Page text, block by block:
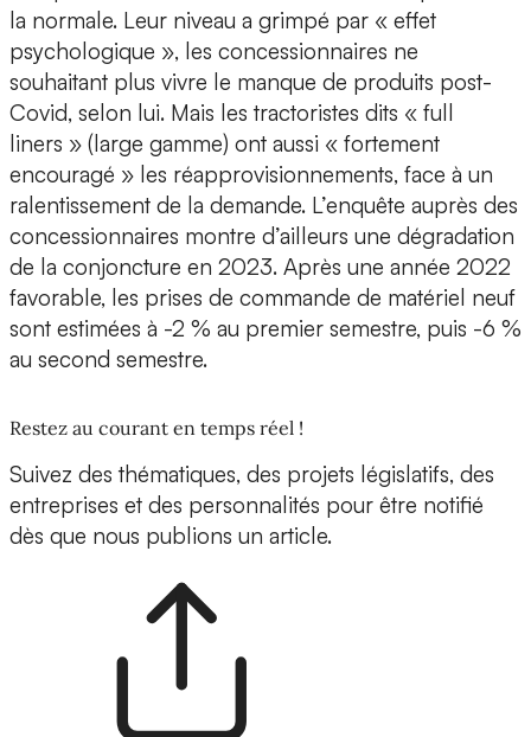
la normale. Leur niveau a grimpé par « effet
psychologique », les concessionnaires ne
souhaitant plus vivre le manque de produits post-
Covid, selon lui. Mais les tractoristes dits « full
liners » (large gamme) ont aussi « fortement
encouragé » les réapprovisionnements, face à un
ralentissement de la demande. L’enquête auprès des
concessionnaires montre d’ailleurs une dégradation
de la conjoncture en 2023. Après une année 2022
favorable, les prises de commande de matériel neuf
sont estimées à -2 % au premier semestre, puis -6 %
au second semestre.
Restez au courant en temps réel !
Suivez des thématiques, des projets législatifs, des
entreprises et des personnalités pour être notifié
dès que nous publions un article.